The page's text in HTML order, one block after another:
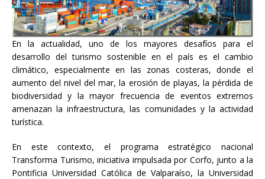
En la actualidad, uno de los mayores desafíos para el
desarrollo del turismo sostenible en el país es el cambio
climático, especialmente en las zonas costeras, donde el
aumento del nivel del mar, la erosión de playas, la pérdida de
biodiversidad y la mayor frecuencia de eventos extremos
amenazan la infraestructura, las comunidades y la actividad
turística.
En este contexto, el programa estratégico nacional
Transforma Turismo, iniciativa impulsada por Corfo, junto a la
Pontificia Universidad Católica de Valparaíso, la Universidad